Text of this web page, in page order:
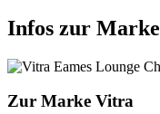
Infos zur Marke
Zur Marke Vitra